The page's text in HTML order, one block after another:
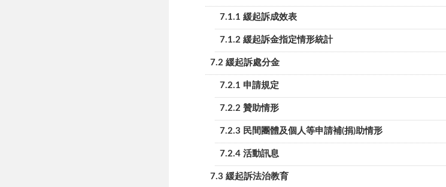
7.1.1 緩起訴成效表
7.1.2 緩起訴金指定情形統計
7.2 緩起訴處分金
7.2.1 申請規定
7.2.2 贊助情形
7.2.3 民間團體及個人等申請補(捐)助情形
7.2.4 活動訊息
7.3 緩起訴法治教育